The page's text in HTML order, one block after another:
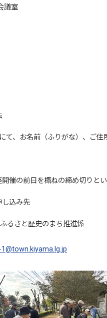
議室
て、お名前（ふりがな）、ご
催の前日を概ねの締め切りと
し込み先
るさと歴史のまち推進係